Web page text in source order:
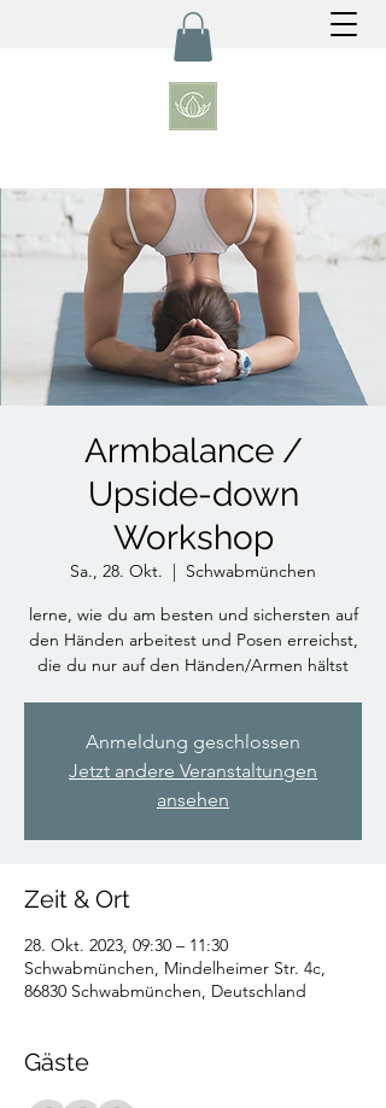
Armbalance /
Upside-down
Workshop
Sa., 28. Okt.
  |
Schwabmünchen
lerne, wie du am besten und sichersten auf
den Händen arbeitest und Posen erreichst,
die du nur auf den Händen/Armen hältst
Anmeldung geschlossen
Jetzt andere Veranstaltungen
ansehen
Zeit & Ort
28. Okt. 2023, 09:30 – 11:30
Schwabmünchen, Mindelheimer Str. 4c,
86830 Schwabmünchen, Deutschland
Gäste